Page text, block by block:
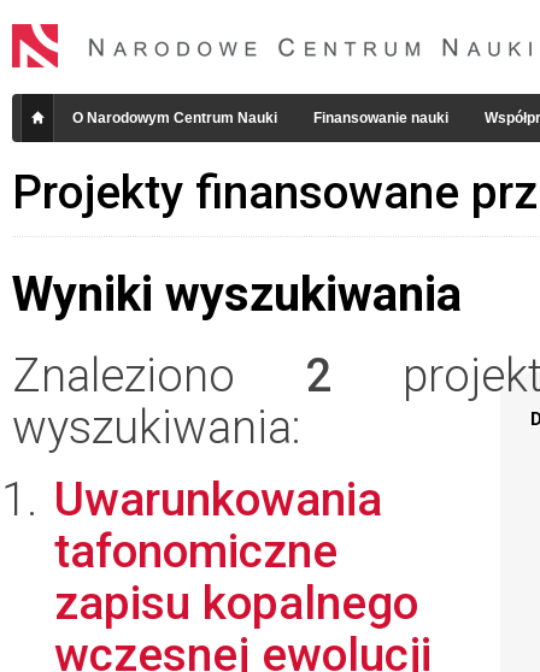
O Narodowym Centrum Nauki Finansowanie nauki
Projekty finansowane
Wyniki wyszukiwania
Znaleziono 2
wyszukiwania:
Uwarunkowania
tafonomiczne
zapisu kopalnego
wczesnej ewolucji